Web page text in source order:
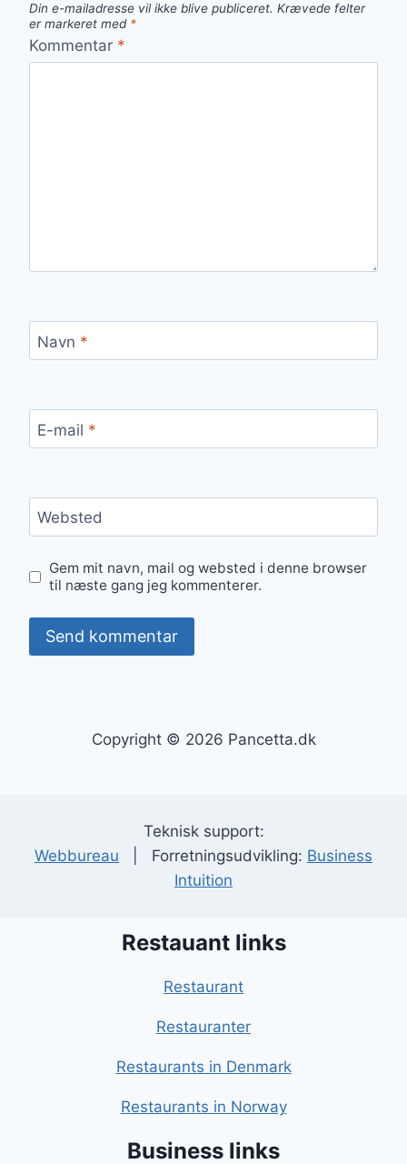
Din e-mailadresse vil ikke blive publiceret. Krævede felter
er markeret med *
Kommentar *
Navn *
E-mail *
Websted
Gem mit navn, mail og websted i denne browser
til næste gang jeg kommenterer.
Copyright © 2026 Pancetta.dk
Teknisk support:
Webbureau | Forretningsudvikling: Business
Intuition
Restauant links
Restaurant
Restauranter
Restaurants in Denmark
Restaurants in Norway
Business links